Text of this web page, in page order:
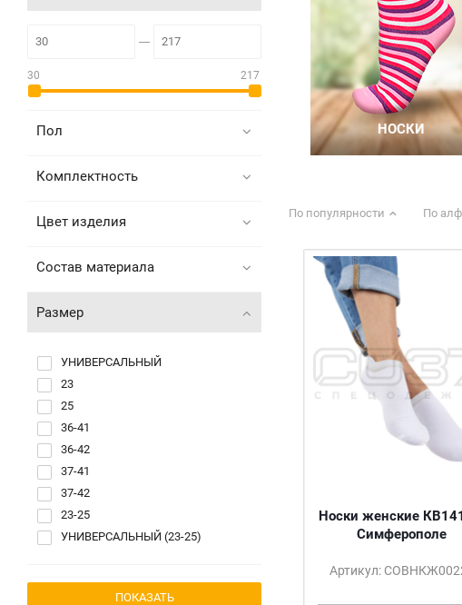
По популярности По
Носки женские
Симферополе
Артикул:
30 217
Пол
Комплектность
Цвет изделия
Состав материала
Размер
УНИВЕРСАЛЬНЫЙ
23
25
36-41
36-42
37-41
37-42
23-25
УНИВЕРСАЛЬНЫЙ (23-25)